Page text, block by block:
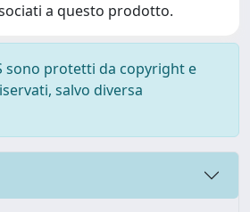
a questo prodotto.
sono protetti da copyright e
salvo diversa